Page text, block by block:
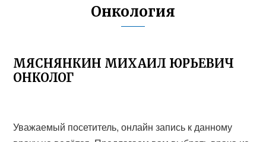
Онкология
МЯСНЯНКИН МИХАИЛ ЮРЬЕВИЧ
ОНКОЛОГ
Уважаемый посетитель, онлайн запись к данному